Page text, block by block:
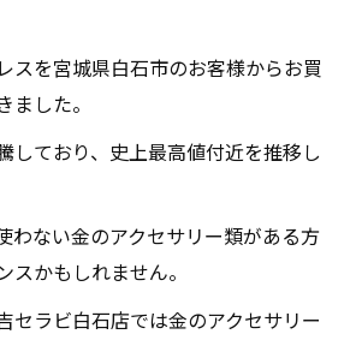
スを宮城県白石市のお客様からお買
した。
しており、史上最高値付近を推移し
わない金のアクセサリー類がある方
スかもしれません。
セラビ白石店では金のアクセサリー